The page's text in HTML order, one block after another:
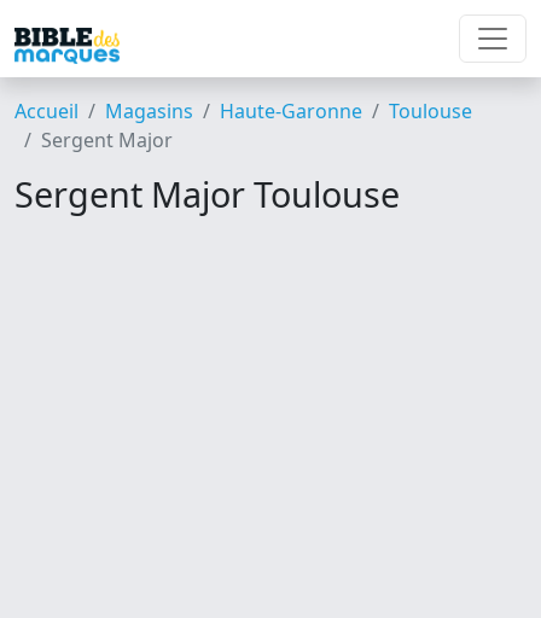
Accueil Magasins Haute-Garonne
Toulouse
Sergent Major
Sergent Major Toulouse